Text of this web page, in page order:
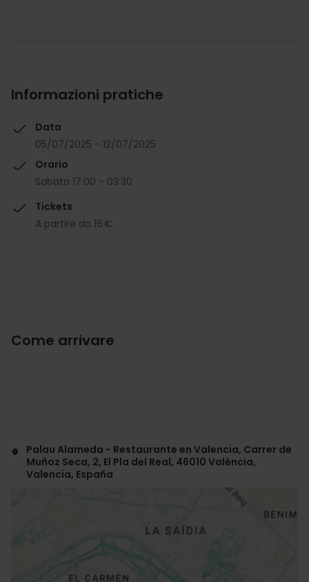
Informazioni pratiche
Data
05/07/2025 - 12/07/2025
Orario
Sabato 17:00 - 03:30
Tickets
A partire da 16 €.
Come arrivare
Palau Alameda - Restaurante en Valencia, Carrer de
Muñoz Seca, 2, El Pla del Real, 46010 València,
Valencia, España